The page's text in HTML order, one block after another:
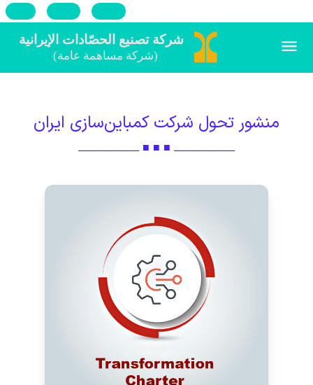
منشور تحول شرکت کمباین‌‌سازی ایران
ـــــــــــــــــــــــــــــ ■ ■ ■ ـــــــــــــــــــــــــــــ